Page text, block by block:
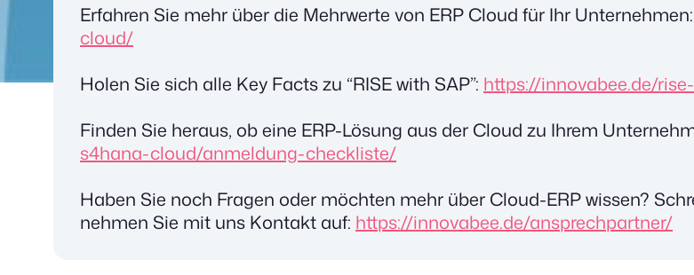
Erfahren Sie mehr über die Mehrwerte von ERP Cloud für Ihr Unternehmen:
cloud/
Holen Sie sich alle Key Facts zu “RISE with SAP”: https://innovabee.de/
Finden Sie heraus, ob eine ERP-Lösung aus der Cloud zu Ihrem
s4hana-cloud/anmeldung-checkliste/
Haben Sie noch Fragen oder möchten mehr über Cloud-ERP wissen?
nehmen Sie mit uns Kontakt auf: https://innovabee.de/ansprechpartner/